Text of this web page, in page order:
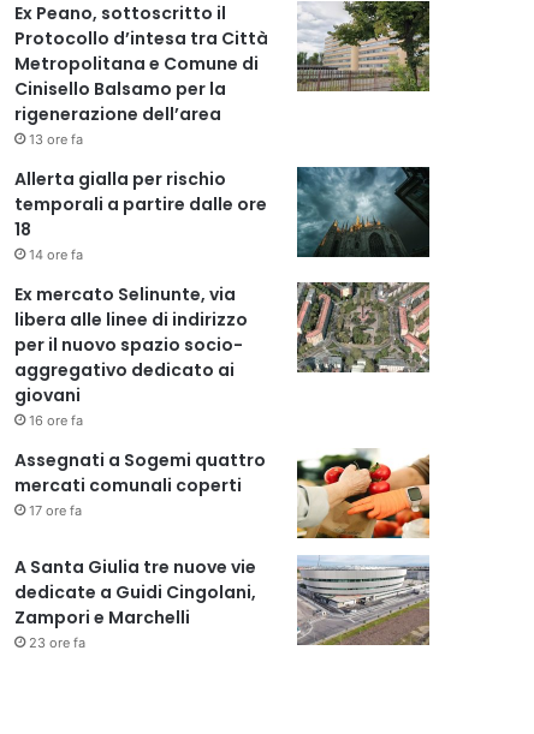
Ex Peano, sottoscritto il
Protocollo d’intesa tra Città
Metropolitana e Comune di
Cinisello Balsamo per la
rigenerazione dell’area
13 ore fa
Allerta gialla per rischio
temporali a partire dalle ore
18
14 ore fa
Ex mercato Selinunte, via
libera alle linee di indirizzo
per il nuovo spazio socio-
aggregativo dedicato ai
giovani
16 ore fa
Assegnati a Sogemi quattro
mercati comunali coperti
17 ore fa
A Santa Giulia tre nuove vie
dedicate a Guidi Cingolani,
Zampori e Marchelli
23 ore fa